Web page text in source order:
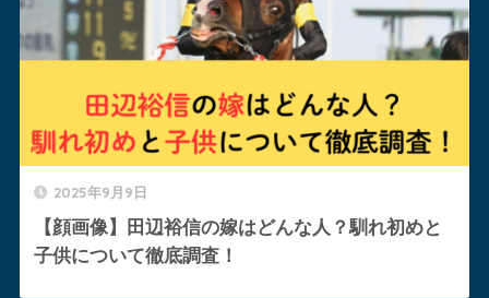
2025年9月9日
【顔画像】田辺裕信の嫁はどんな人？馴れ初めと
子供について徹底調査！